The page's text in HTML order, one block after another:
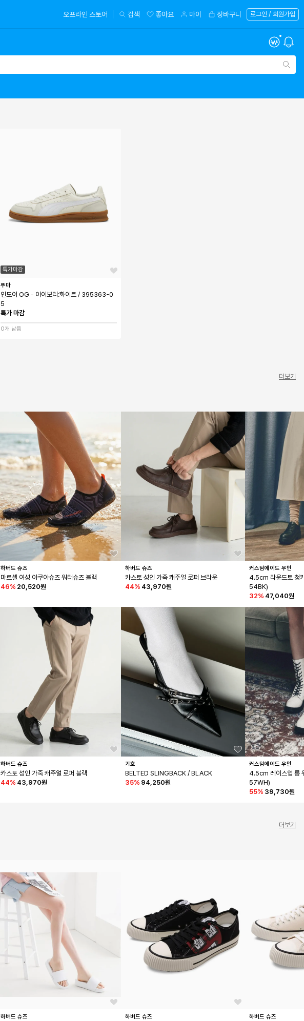
오프라인 스토어 검색 좋아요 마이 장바구니
특가마감
푸마
인도어 OG - 아이보리:화이트 / 395363-0
5
특가 마감
0개 남음
더보기
하버드 슈즈
마르셀 여성 아쿠아슈즈 워터슈즈 블랙
46% 20,520원
하버드 슈즈
카스토 성인 가죽 캐주얼 로퍼 블랙
44% 43,970원
하버드 슈즈
카스토 성인 가죽 캐주얼 로퍼 브라운
44% 43,970원
기호
BELTED SLINGBACK / BLACK
35% 94,250원
커스텀에이드 우먼
4.5cm 라운드토 청
54BK)
32% 47,040원
커스텀에이드 우먼
4.5cm 레이스업 롱
57WH)
55% 39,730원
더보기
하버드 슈즈 하버드 슈즈 하버드 슈즈